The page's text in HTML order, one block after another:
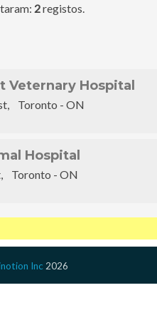
2registos.
Veternary Hospital
Toronto - ON
Hospital
Toronto - ON
Inc 2026